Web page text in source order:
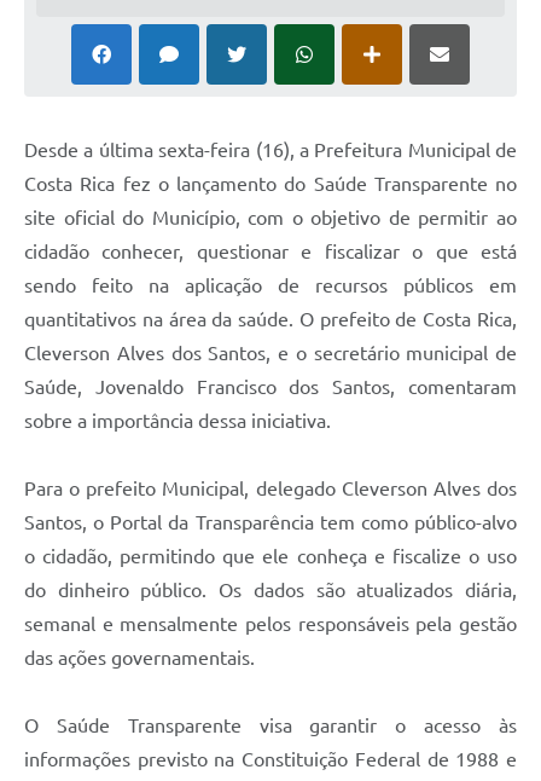
Desde a última sexta-feira (16), a Prefeitura Municipal de
Costa Rica fez o lançamento do Saúde Transparente no
site oficial do Município, com o objetivo de permitir ao
cidadão conhecer, questionar e fiscalizar o que está
sendo feito na aplicação de recursos públicos em
quantitativos na área da saúde. O prefeito de Costa Rica,
Cleverson Alves dos Santos, e o secretário municipal de
Saúde, Jovenaldo Francisco dos Santos, comentaram
sobre a importância dessa iniciativa.
Para o prefeito Municipal, delegado Cleverson Alves dos
Santos, o Portal da Transparência tem como público-alvo
o cidadão, permitindo que ele conheça e fiscalize o uso
do dinheiro público. Os dados são atualizados diária,
semanal e mensalmente pelos responsáveis pela gestão
das ações governamentais.
O Saúde Transparente visa garantir o acesso às
informações previsto na Constituição Federal de 1988 e